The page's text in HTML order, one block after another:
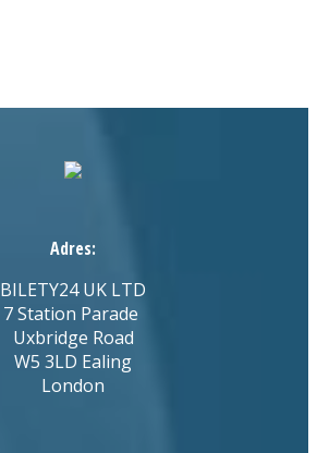
Adres:
BILETY24 UK LTD
7 Station Parade
Uxbridge Road
W5 3LD Ealing
London